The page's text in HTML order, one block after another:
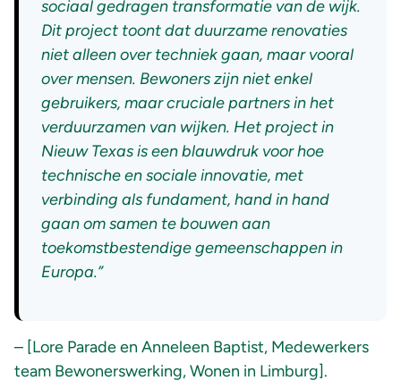
sociaal gedragen transformatie van de wijk.
Dit project toont dat duurzame renovaties
niet alleen over techniek gaan, maar vooral
over mensen. Bewoners zijn niet enkel
gebruikers, maar cruciale partners in het
verduurzamen van wijken. Het project in
Nieuw Texas is een blauwdruk voor hoe
technische en sociale innovatie, met
verbinding als fundament, hand in hand
gaan om samen te bouwen aan
toekomstbestendige gemeenschappen in
Europa.”
– [Lore Parade en Anneleen Baptist, Medewerkers
team Bewonerswerking, Wonen in Limburg].